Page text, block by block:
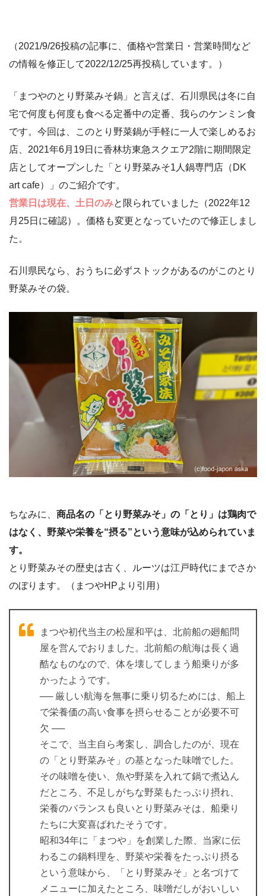
（2021/9/26投稿の記事に、価格や営業日・営業時間など
の情報を修正して2022/12/25再投稿しています。）
「まつやのとり野菜みそ鍋」と言えば、石川県民は冬に自
宅で何度も何度も食べる定番中の定番、我らのケンミン食
です。今回は、このとり野菜鍋が手軽に一人で楽しめるお
店、2021年6月19日に香林坊東急スクエア2階に期間限定
店としてオープンした「とり野菜みそ1人鍋専門店（DK
art cafe）」のご紹介です。
営業日は現在、土日のみと限られていました（2022年12
月25日に確認）。価格も変更となっていたので修正しまし
た。
石川県民なら、おうちに必ずストックがあるのがこのとり
野菜みその袋。
ちなみに、 商品名の「とり野菜みそ」の「とり」は鶏肉で
はなく、野菜や栄養を“摂る”という意味が込められていま
す。
とり野菜みその歴史は古く、ルーツは江戸時代にまでさか
のぼります。（まつやHPより引用）
まつや初代当主の松屋和平は、北前船の廻船問
屋を営んでおりました。北前船の航海は長く過
酷なものなので、体を壊してしまう船乗りが多
かったようです。
── 厳しい航海を無事に乗り切るためには、船上
で栄養価の高い食事を摂らせることが必要不可
欠 ──
そこで、当主自ら考案し、調合したのが、現在
の「とり野菜みそ」の基となった味噌でした。
その味噌を使い、魚や野菜を入れて鍋で煮込ん
だところ、不足しがちな野菜もたっぷり摂れ、
栄養のバランスも良いとり野菜みそは、船乗り
たちに大変喜ばれたそうです。
昭和34年に「まつや」を創業した際、当家に伝
わるこの鍋料理を、野菜や栄養をたっぷり摂る
という意味から、「とり野菜みそ」と名づけて
メニューに加えたところ、味噌だしがおいしい